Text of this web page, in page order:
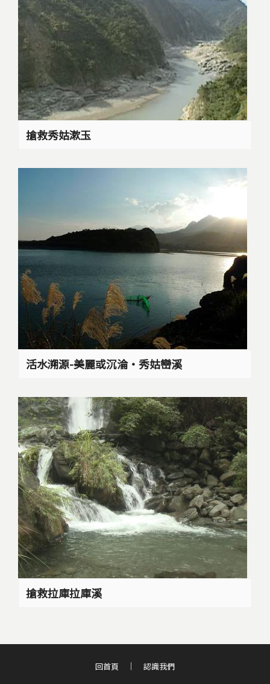
搶救秀姑漱玉
活水溯源-美麗或沉淪‧秀姑巒溪
搶救拉庫拉庫溪
回首頁 認識我們